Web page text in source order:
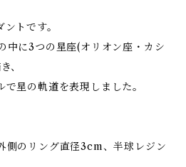
トです。
中に3つの星座(オリオン座・カシ
、
星の軌道を表現しました。
側のリング直径3cm、半球レジン